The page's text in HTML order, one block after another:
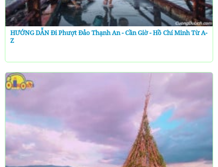
HƯỚNG DẪN Đi Phượt Đảo Thạnh An - Cần Giờ - Hồ Chí Minh Từ A-
Z